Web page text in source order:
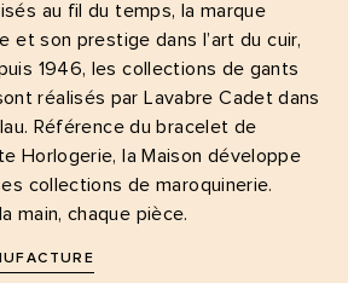
au fil du temps, la marque
et son prestige dans l’art du cuir,
1946, les collections de gants
réalisés par Lavabre Cadet dans
Référence du bracelet de
Horlogerie, la Maison développe
collections de maroquinerie.
main, chaque pièce.